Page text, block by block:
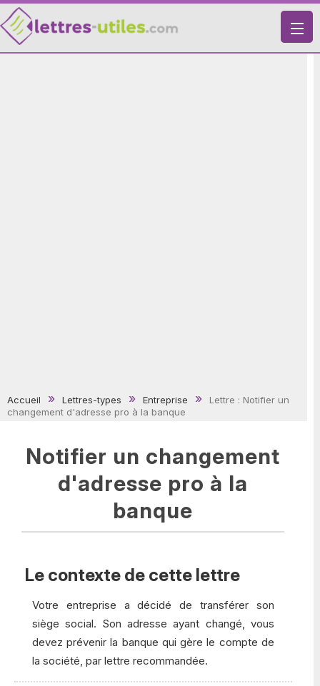
X
Accueil Lettres-types Entreprise
Lettre : Notifier un
changement d'adresse pro à la banque
Notifier un changement
d'adresse pro à la
banque
Le contexte de cette lettre
Votre entreprise a décidé de transférer son
siège social. Son adresse ayant changé, vous
devez prévenir la banque qui gère le compte de
la société, par lettre recommandée.